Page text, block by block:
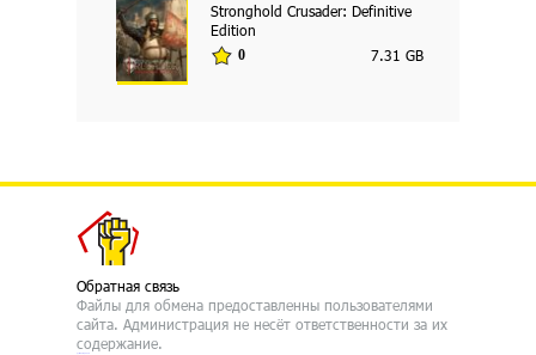
Stronghold Crusader: Definitive
Edition
0 7.31 GB
Обратная связь
Файлы для обмена предоставленны пользователями
сайта. Администрация не несёт ответственности за их
содержание.